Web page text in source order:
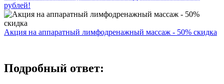
рублей!
Акция на аппаратный лимфодренажный массаж - 50% скидка
Подробный ответ: